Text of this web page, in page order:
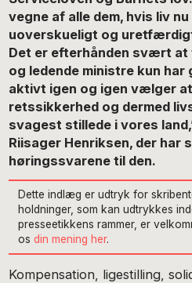
vegne af alle dem, hvis liv
uoverskueligt og
Det er efterhånden svært at
og ledende ministre kun har
aktivt igen og igen vælger
retssikkerhed og dermed
svagest stillede i vores
Riisager Henriksen, der har
høringssvarene til den.
Dette indlæg er udtryk for
holdninger, som kan udtrykkes
presseetikkens rammer, er
osdin mening her.
Kompensation, ligestilling,